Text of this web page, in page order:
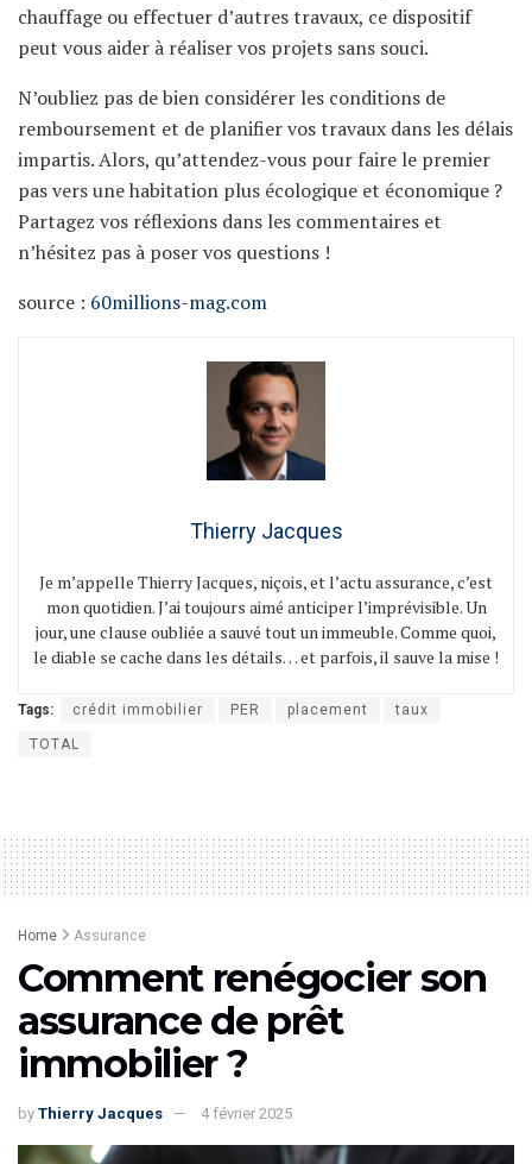
chauffage ou effectuer d’autres travaux, ce dispositif
peut vous aider à réaliser vos projets sans souci.
N’oubliez pas de bien considérer les conditions de
remboursement et de planifier vos travaux dans les délais
impartis. Alors, qu’attendez-vous pour faire le premier
pas vers une habitation plus écologique et économique ?
Partagez vos réflexions dans les commentaires et
n’hésitez pas à poser vos questions !
source : 60millions-mag.com
Thierry Jacques
Je m’appelle Thierry Jacques, niçois, et l’actu assurance, c’est
mon quotidien. J’ai toujours aimé anticiper l’imprévisible. Un
jour, une clause oubliée a sauvé tout un immeuble. Comme quoi,
le diable se cache dans les détails… et parfois, il sauve la mise !
Tags: crédit immobilier PER placement taux
TOTAL
Home Assurance
Comment renégocier son
assurance de prêt
immobilier ?
by Thierry Jacques 4 février 2025